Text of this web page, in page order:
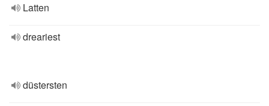
Latten
dreariest
düstersten